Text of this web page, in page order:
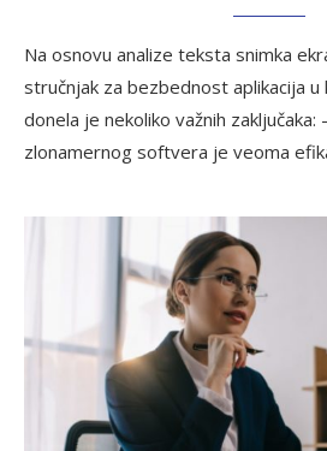
Na osnovu analize teksta snimka
stručnjak za bezbednost aplikacija u
donela je nekoliko važnih
zlonamernog softvera je veoma